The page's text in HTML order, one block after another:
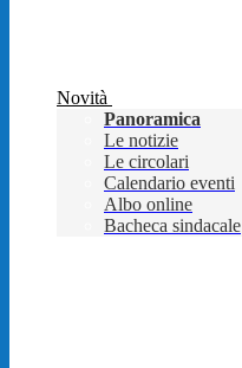
Novità
Panoramica
Le notizie
Le circolari
Calendario eventi
Albo online
Bacheca sindacale